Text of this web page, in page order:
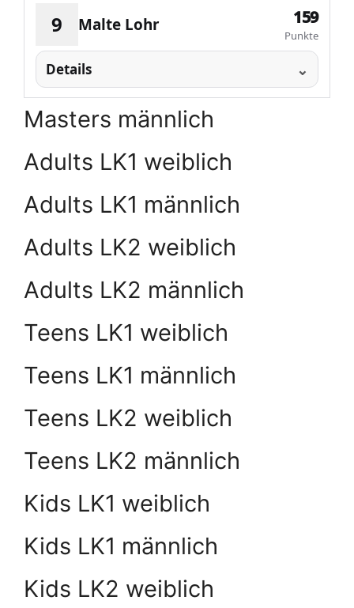
9 Malte Lohr 159
Punkte
Details
Masters männlich
Adults LK1 weiblich
Adults LK1 männlich
Adults LK2 weiblich
Adults LK2 männlich
Teens LK1 weiblich
Teens LK1 männlich
Teens LK2 weiblich
Teens LK2 männlich
Kids LK1 weiblich
Kids LK1 männlich
Kids LK2 weiblich